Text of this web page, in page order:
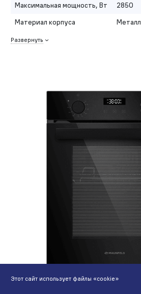
Максимальная мощность, Вт
2850
Материал корпуса
Металл
Развернуть
Этот сайт использует файлы «cookie»